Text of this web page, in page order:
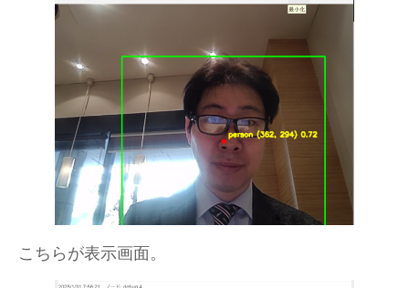
こちらが表示画面。